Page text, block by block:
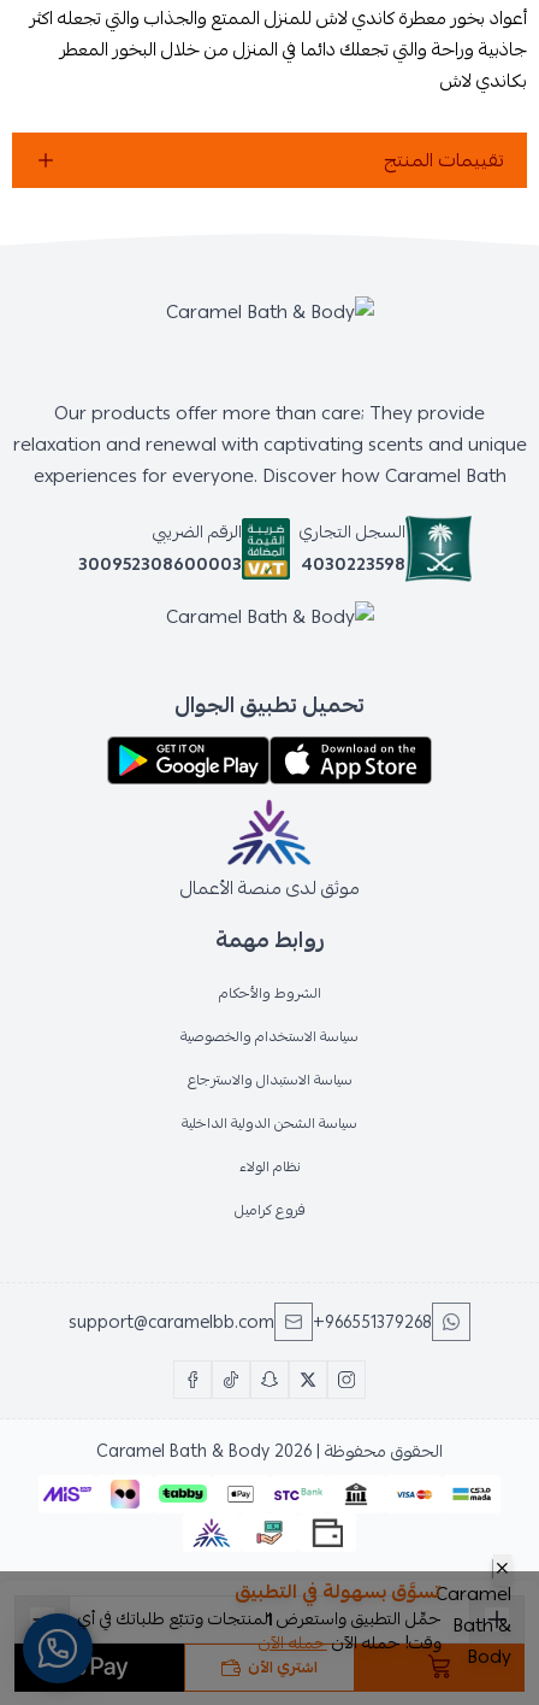
اشتري الآن
أعواد بخور معطرة كاندي لاش للمنزل الممتع والجذاب والتي تجعله اكثر
جاذبية وراحة والتي تجعلك دائما في المنزل من خلال البخور المعطر
بكاندي لاش
تقييمات المنتج
روابط مهمة
الشروط والأحكام
سياسة الاستخدام والخصوصية
سياسة الاستبدال والاسترجاع
سياسة الشحن الدولية الداخلية
نظام الولاء
فروع كراميل
Our products offer more than care; They provide
relaxation and renewal with captivating scents and unique
experiences for everyone. Discover how Caramel Bath
السجل التجاري
4030223598
الرقم الضريبي
300952308600003
تحميل تطبيق الجوال
موثق لدى منصة الأعمال
+966551379268
support@caramelbb.com
الحقوق محفوظة | 2026 Caramel Bath & Body
تسوَّق بسهولة في التطبيق
حمِّل التطبيق واستعرض المنتجات وتتبّع طلباتك في أي
وقت! حمله الآنحمله الآن